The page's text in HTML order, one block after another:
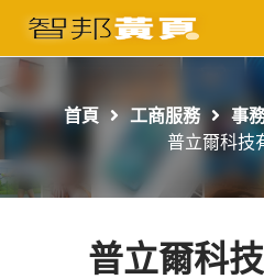
首頁
工商服務
首頁 工商服務 事
普立爾科技
普立爾科